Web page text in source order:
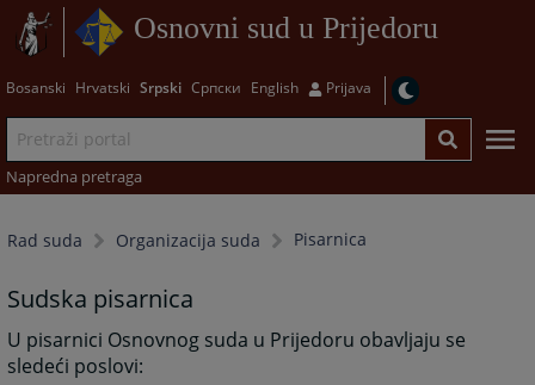
Osnovni sud u Prijedoru
Bosanski Hrvatski Srpski Српски English Prijava
Napredna pretraga
Rad suda Organizacija suda Pisarnica
Sudska pisarnica
U pisarnici Osnovnog suda u Prijedoru obavljaju se
sledeći poslovi: